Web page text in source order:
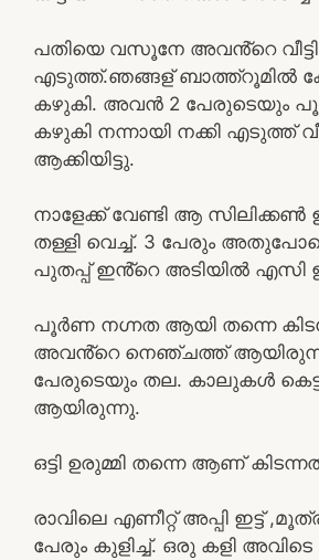
പതിയെ വസൂനേ അവൻ്റെ
എടുത്ത്.ഞങ്ങള് ബാത്ത്റൂമിൽ
കഴുകി. അവൻ 2 പേരുടെയും
കഴുകി നന്നായി നക്കി എടുത്ത്
ആക്കിയിട്ടു.
നാളേക്ക് വേണ്ടി ആ സിലിക്കൺ
തള്ളി വെച്ച്. 3 പേരും
പുതപ്പ് ഇൻ്റെ അടിയിൽ എസി
പൂർണ നഗ്നത ആയി തന്നെ
അവൻ്റെ നെഞ്ചത്ത്
പേരുടെയും തല. കാലുകൾ
ആയിരുന്നു.
ഒട്ടി ഉരുമ്മി തന്നെ ആണ്
രാവിലെ എണീറ്റ് അപ്പി ഇട്ട്
പേരും കുളിച്ച്. ഒരു കളി